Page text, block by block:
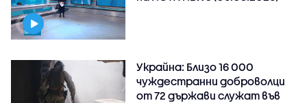
Украйна: Близо 16 000
чуждестранни доброволци
от 72 държави служат във